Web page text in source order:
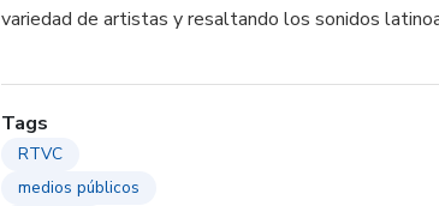
variedad de artistas y resaltando los sonidos
Tags
RTVC
medios públicos